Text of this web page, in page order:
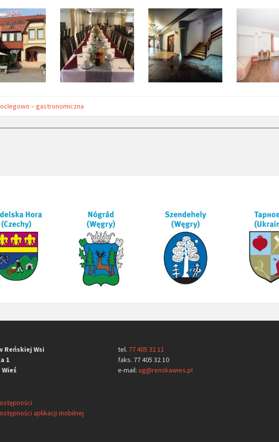
– gastronomiczna
Reńskiej Wsi
1
Wieś
aplikacji mobilnej
tel. 77 405 32 11
faks. 77 405 32 10
e-mail: ug@renskawies.pl